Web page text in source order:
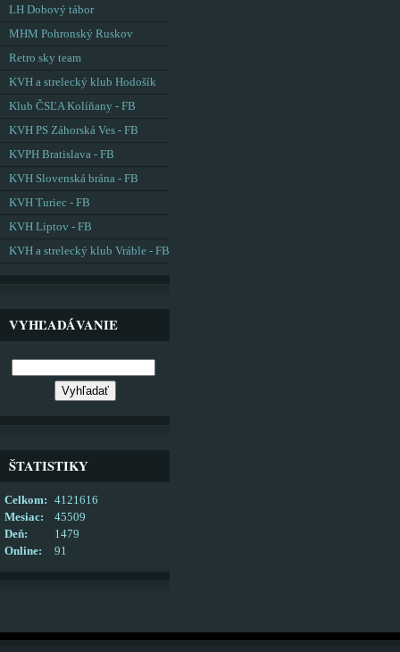
LH Dobový tábor
MHM Pohronský Ruskov
Retro sky team
KVH a strelecký klub Hodošík
Klub ČSĽA Kolíňany - FB
KVH PS Záhorská Ves - FB
KVPH Bratislava - FB
KVH Slovenská brána - FB
KVH Turiec - FB
KVH Liptov - FB
KVH a strelecký klub Vráble - FB
VYHĽADÁVANIE
ŠTATISTIKY
Online: 91
Celkom:
4121616
Mesiac:
45509
Deň:
1479